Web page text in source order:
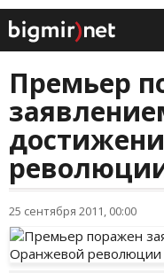
Премьер
25 сентября 2011, 00:00